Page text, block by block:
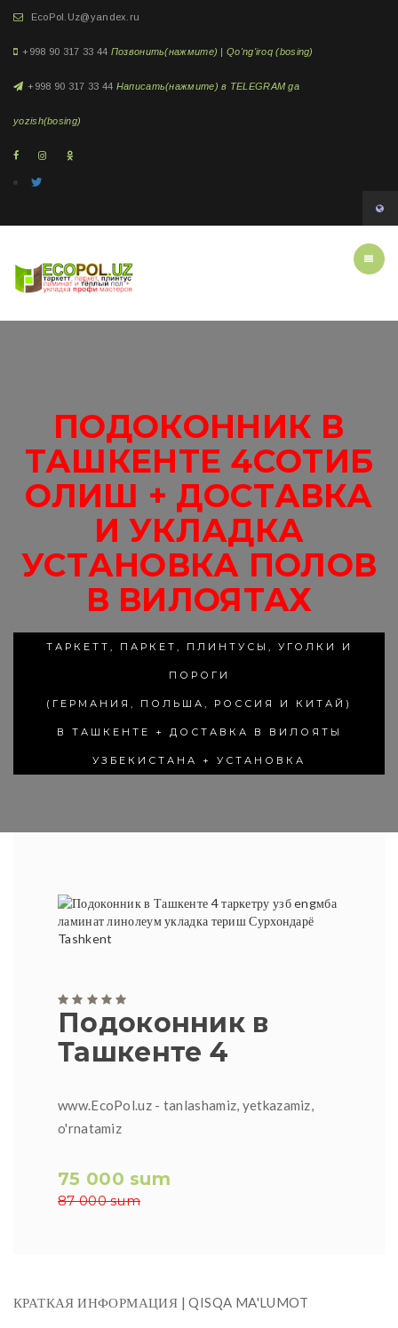
EcoPol.Uz@yandex.ru
+998 90 317 33 44 Позвонить(нажмите) | Qo'ng'iroq (bosing)
+998 90 317 33 44 Написать(нажмите) в TELEGRAM ga
yozish(bosing)
ПОДОКОННИК В
ТАШКЕНТЕ 4СОТИБ
ОЛИШ + ДОСТАВКА
И УКЛАДКА
УСТАНОВКА ПОЛОВ
В ВИЛОЯТАХ
ТАРКЕТТ, ПАРКЕТ, ПЛИНТУСЫ, УГОЛКИ И
ПОРОГИ
(ГЕРМАНИЯ, ПОЛЬША, РОССИЯ И КИТАЙ)
В ТАШКЕНТЕ + ДОСТАВКА В ВИЛОЯТЫ
УЗБЕКИСТАНА + УСТАНОВКА
Подоконник в
Ташкенте 4
www.EcoPol.uz - tanlashamiz, yetkazamiz,
o'rnatamiz
75 000 sum
87 000 sum
КРАТКАЯ ИНФОРМАЦИЯ | QISQA MA'LUMOT